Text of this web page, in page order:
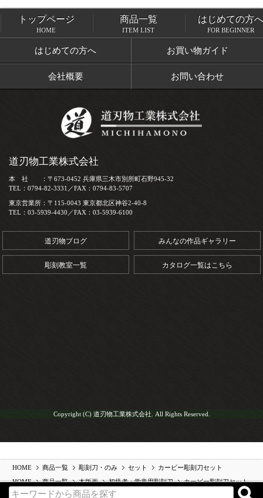
トップページ 商品一覧
はじめての方へ お買い物ガイド
会社概要 お問い合わせ
トップページ
HOME
商品一覧
ITEM LIST
はじめての方へ
FOR BEGINNER
道刃物工業株式会社
本 社 ：〒673-0452 兵庫県三木市別所町石野945-32
TEL：0794-82-3331／FAX：0794-83-5707
東京営業所：〒115-0043 東京都北区神谷2-40-8
TEL：03-5939-4430／FAX：03-5939-6100
道刃物ブログ みんなの作品ギャラリー
彫刻教室一覧 カタログ一覧はこちら
Copyright (C) 道刃物工業株式会社. All Rights Reserved.
HOME 商品一覧 彫刻刀・のみ セット
カービー彫刻刀セット
HOME
商品一覧 木版画 初級者・学童用彫刻刀
カービー彫刻刀セット
HOME
商品一覧 ビギナー向け商品